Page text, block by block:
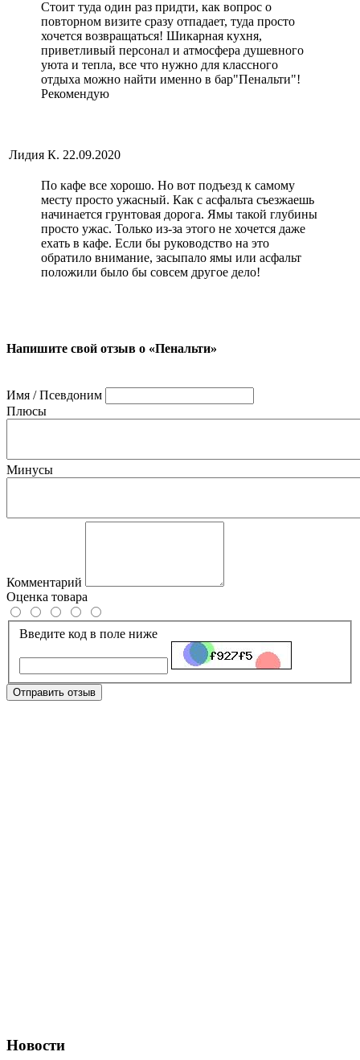
Стоит туда один раз придти, как вопрос о
повторном визите сразу отпадает, туда просто
хочется возвращаться! Шикарная кухня,
приветливый персонал и атмосфера душевного
уюта и тепла, все что нужно для классного
отдыха можно найти именно в бар"Пенальти"!
Рекомендую
Лидия К. 22.09.2020
По кафе все хорошо. Но вот подъезд к самому
месту просто ужасный. Как с асфальта съезжаешь
начинается грунтовая дорога. Ямы такой глубины
просто ужас. Только из-за этого не хочется даже
ехать в кафе. Если бы руководство на это
обратило внимание, засыпало ямы или асфальт
положили было бы совсем другое дело!
Напишите свой отзыв о «Пенальти»
Имя / Псевдоним
Плюсы
Минусы
Комментарий
Оценка товара
Введите код в поле ниже
Отправить отзыв
Новости